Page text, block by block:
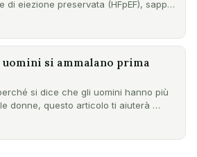
di eiezione preservata (HFpEF), sappi
uomini si ammalano prima
si dice che gli uomini hanno più
donne, questo articolo ti aiuterà …